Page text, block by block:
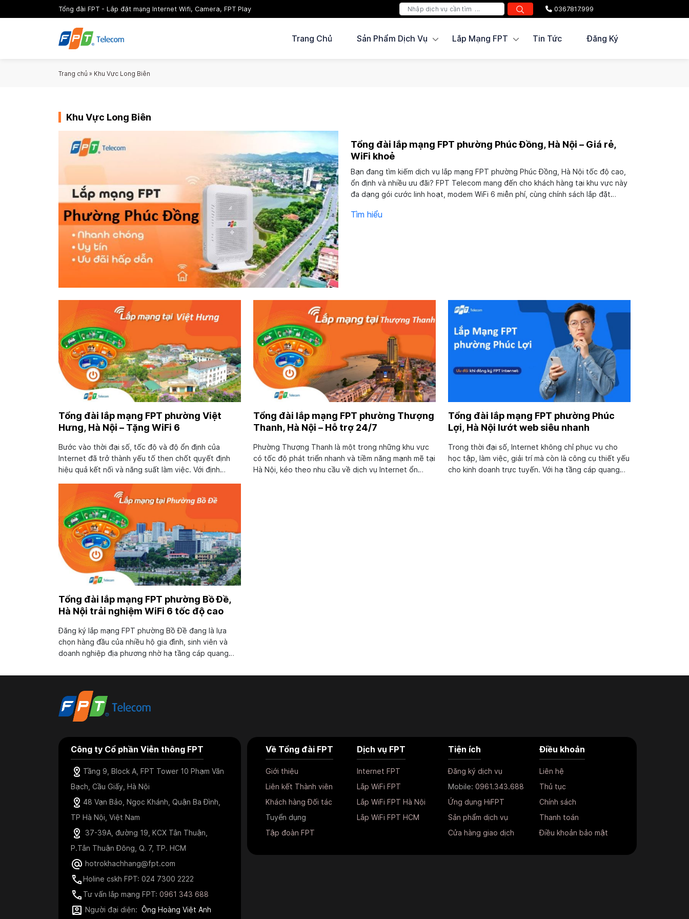
Tổng đài FPT - Lắp đặt mạng Internet Wifi, Camera, FPT Play 0367817.999
Trang Chủ Sản Phẩm Dịch Vụ Lắp Mạng FPT Tin Tức Đăng Ký
Trang chủ » Khu Vực Long Biên
Khu Vực Long Biên
Tổng đài lắp mạng FPT phường Phúc Đồng, Hà Nội – Giá rẻ,
WiFi khoẻ
Bạn đang tìm kiếm dịch vụ lắp mạng FPT phường Phúc Đồng, Hà Nội tốc độ cao,
ổn định và nhiều ưu đãi? FPT Telecom mang đến cho khách hàng tại khu vực này
đa dạng gói cước linh hoạt, modem WiFi 6 miễn phí, cùng chính sách lắp đặt
Tìm hiểu
Tổng đài lắp mạng FPT phường Việt
Hưng, Hà Nội – Tặng WiFi 6
Bước vào thời đại số, tốc độ và độ ổn định của
Internet đã trở thành yếu tố then chốt quyết định
hiệu quả kết nối và năng suất làm việc. Với định
khai hạ tầng cáp quang hiện đại cùng các gói cước
lắp mạng...
Tổng đài lắp mạng FPT phường Thượng
Thanh, Hà Nội – Hỗ trợ 24/7
Phường Thượng Thanh là một trong những khu vực
có tốc độ phát triển nhanh và tiềm năng mạnh mẽ tại
Hà Nội, kéo theo nhu cầu về dịch vụ Internet ổn
Tổng đài lắp mạng FPT phường Phúc
Lợi, Hà Nội lướt web siêu nhanh
Trong thời đại số, Internet không chỉ phục vụ cho
học tập, làm việc, giải trí mà còn là công cụ thiết yếu
cho kinh doanh trực tuyến. Với hạ tầng cáp quang
Tổng đài lắp mạng FPT phường Bồ Đề,
Hà Nội trải nghiệm WiFi 6 tốc độ cao
Đăng ký lắp mạng FPT phường Bồ Đề đang là lựa
chọn hàng đầu của nhiều hộ gia đình, sinh viên và
doanh nghiệp địa phương nhờ hạ tầng cáp quang
dịch vụ lắp đặt tận nơi chuyên nghiệp. FPT không chỉ
Công ty Cổ phần Viễn thông FPT
Tầng 9, Block A, FPT Tower 10 Phạm Văn
Bạch, Cầu Giấy, Hà Nội
48 Vạn Bảo, Ngọc Khánh, Quận Ba Đình,
TP Hà Nội, Việt Nam
37-39A, đường 19, KCX Tân Thuận,
P.Tân Thuận Đông, Q. 7, TP. HCM
hotrokhachhang@fpt.com
Holine cskh FPT: 024 7300 2222
Tư vấn lắp mạng FPT: 0961 343 688
Người đại diện: Ông Hoàng Việt Anh
Về Tổng đài FPT
Giới thiệu
Liên kết Thành viên
Khách hàng Đối tác
Tuyển dụng
Tập đoàn FPT
Dịch vụ FPT
Internet FPT
Lắp WiFi FPT
Lắp WiFi FPT Hà Nội
Lắp WiFi FPT HCM
Tiện ích
Đăng ký dịch vụ
Mobile: 0961.343.688
Ứng dụng HiFPT
Sản phẩm dịch vụ
Cửa hàng giao dịch
Điều khoản
Liên hệ
Thủ tục
Chính sách
Thanh toán
Điều khoản bảo mật